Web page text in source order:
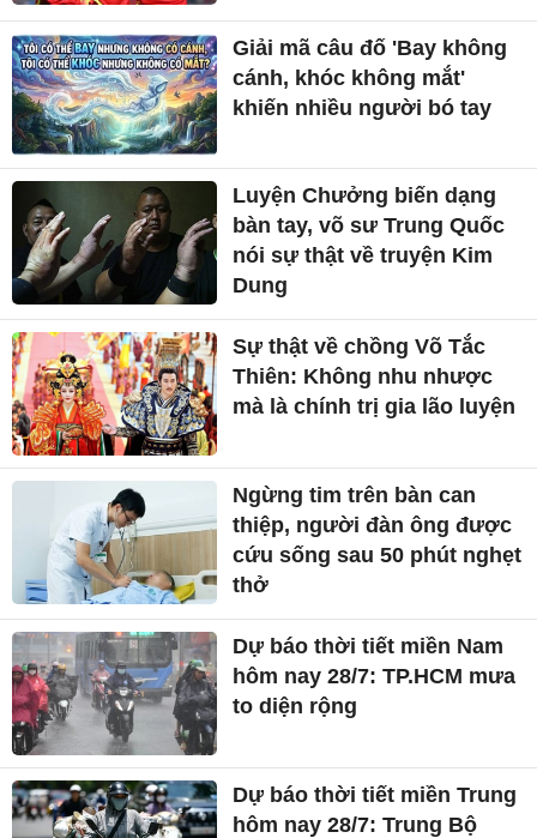
Giải mã câu đố 'Bay không
cánh, khóc không mắt'
khiến nhiều người bó tay
Luyện Chưởng biến dạng
bàn tay, võ sư Trung Quốc
nói sự thật về truyện Kim
Dung
Sự thật về chồng Võ Tắc
Thiên: Không nhu nhược
mà là chính trị gia lão luyện
Ngừng tim trên bàn can
thiệp, người đàn ông được
cứu sống sau 50 phút nghẹt
thở
Dự báo thời tiết miền Nam
hôm nay 28/7: TP.HCM mưa
to diện rộng
Dự báo thời tiết miền Trung
hôm nay 28/7: Trung Bộ